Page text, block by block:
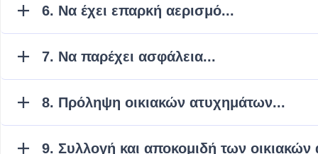
6. Να έχει επαρκή αερισμό...
7. Να παρέχει ασφάλεια...
8. Πρόληψη οικιακών ατυχημάτων...
9. Συλλογή και αποκομιδή των